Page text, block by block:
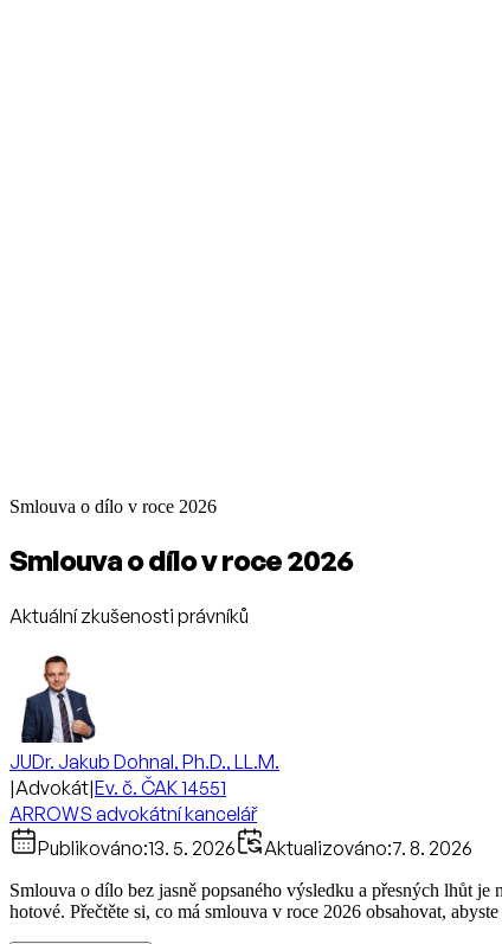
Smlouva o dílo v roce 2026
Smlouva o dílo v roce 2026
Aktuální zkušenosti právníků
JUDr. Jakub Dohnal, Ph.D., LL.M.
|Advokát|Ev. č. ČAK 14551
ARROWS advokátní kancelář
Publikováno:13. 5. 2026 Aktualizováno:7. 8. 2026
Smlouva o dílo bez jasně popsaného výsledku a přesných lhůt je
hotové. Přečtěte si, co má smlouva v roce 2026 obsahovat,